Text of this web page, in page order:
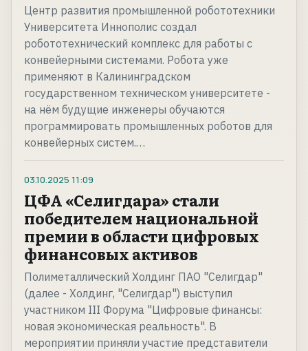
Центр развития промышленной робототехники
Университета Иннополис создал
робототехнический комплекс для работы с
конвейерными системами. Робота уже
применяют в Калининградском
государственном техническом университете -
на нём будущие инженеры обучаются
программировать промышленных роботов для
конвейерных систем.…
03.10.2025 11:09
ЦФА «Селигдара» стали
победителем национальной
премии в области цифровых
финансовых активов
Полиметаллический Холдинг ПАО "Селигдар"
(далее - Холдинг, "Селигдар") выступил
участником III Форума "Цифровые финансы:
новая экономическая реальность". В
мероприятии приняли участие представители